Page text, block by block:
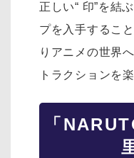
正しい“ 印”を結
プを入手するこ
りアニメの世界
トラクションを
「